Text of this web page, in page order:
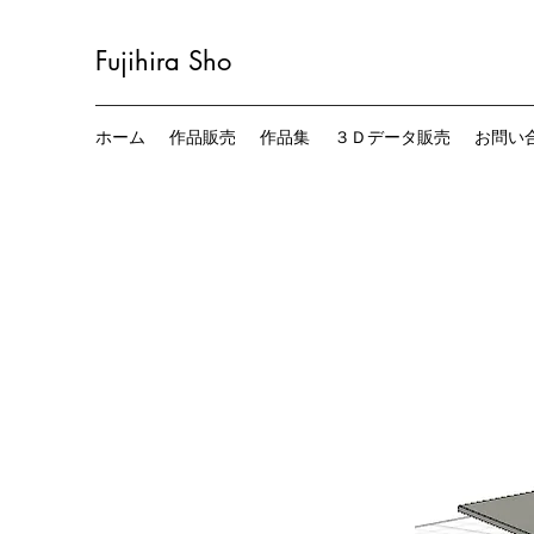
Fujihira Sho
ホーム 作品販売 作品集 ３Ｄデータ販売 お問い